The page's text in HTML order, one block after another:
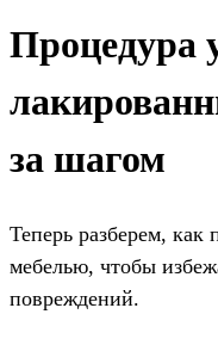
Процедура
за шагом
Теперь разберем, как
мебелью, чтобы
повреждений.